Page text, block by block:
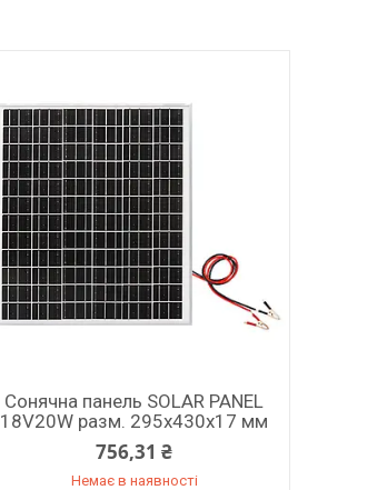
Сонячна панель SOLAR PANEL
18V20W разм. 295х430х17 мм
756,31 ₴
Немає в наявності